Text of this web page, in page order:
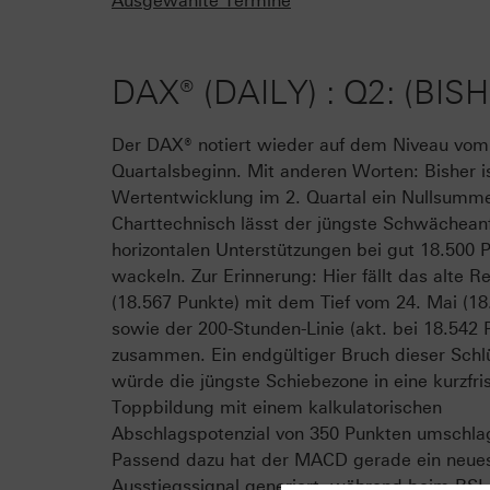
DAX® (DAILY) : Q2:
Der DAX® notiert wieder auf dem Niveau vom
Quartalsbeginn. Mit anderen Worten: Bisher
Wertentwicklung im 2. Quartal ein
Charttechnisch lässt der jüngste
horizontalen Unterstützungen bei gut 18.500
wackeln. Zur Erinnerung: Hier fällt das alte
(18.567 Punkte) mit dem Tief vom 24. Mai
sowie der 200-Stunden-Linie (akt. bei 18.542
zusammen. Ein endgültiger Bruch dieser
würde die jüngste Schiebezone in eine
Toppbildung mit einem kalkulatorischen
Abschlagspotenzial von 350 Punkten
Passend dazu hat der MACD gerade ein